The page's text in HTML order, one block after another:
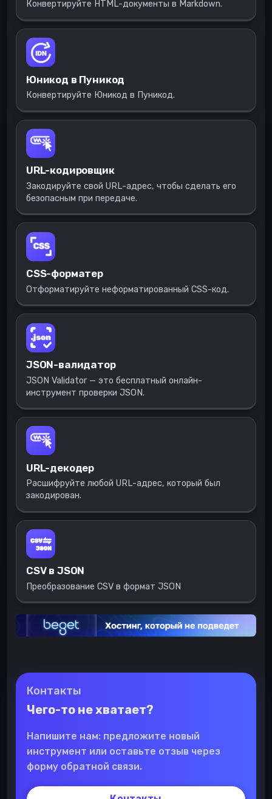
Конвертируйте HTML-документы в Markdown.
Юникод в Пуникод
Конвертируйте Юникод в Пуникод.
URL-кодировщик
Закодируйте свой URL-адрес, чтобы сделать его
безопасным при передаче.
CSS-форматер
Отформатируйте неформатированный CSS-код.
JSON-валидатор
JSON Validator — это бесплатный онлайн-
инструмент проверки JSON.
URL-декодер
Расшифруйте любой URL-адрес, который был
закодирован.
CSV в JSON
Преобразование CSV в формат JSON
Контакты
Чего-то не хватает?
Напишите нам: предложите новый
инструмент или оставьте отзыв через
форму обратной связи.